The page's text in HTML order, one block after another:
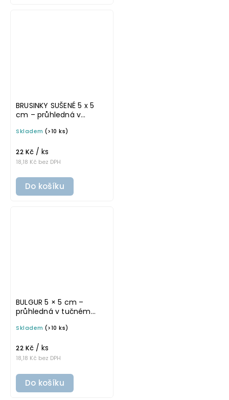
BRUSINKY SUŠENÉ 5 x 5
cm – průhledná v
omyvatelná samolepka
Skladem (>10 ks)
18,18 Kč bez DPH
22 Kč / ks
Do košíku
BULGUR 5 × 5 cm –
průhledná v tučném
samolepka na
Skladem (>10 ks)
18,18 Kč bez DPH
22 Kč / ks
Do košíku